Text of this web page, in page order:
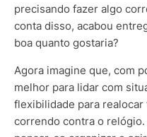
precisando fazer algo
conta disso, acabou
boa quanto gostaria?
Agora imagine que, com
melhor para lidar com
flexibilidade para
correndo contra o